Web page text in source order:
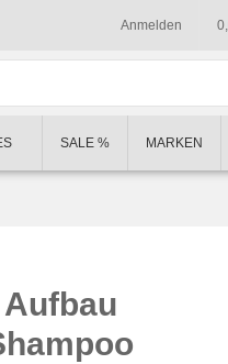
Anmelden
SALE % MARKEN